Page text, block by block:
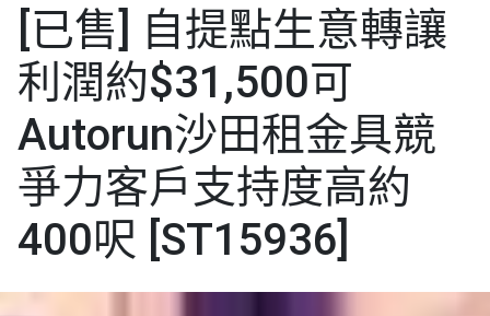
[已售] 自提點生意轉讓
利潤約$31,500可
Autorun沙田租金具競
爭力客戶支持度高約
400呎 [ST15936]